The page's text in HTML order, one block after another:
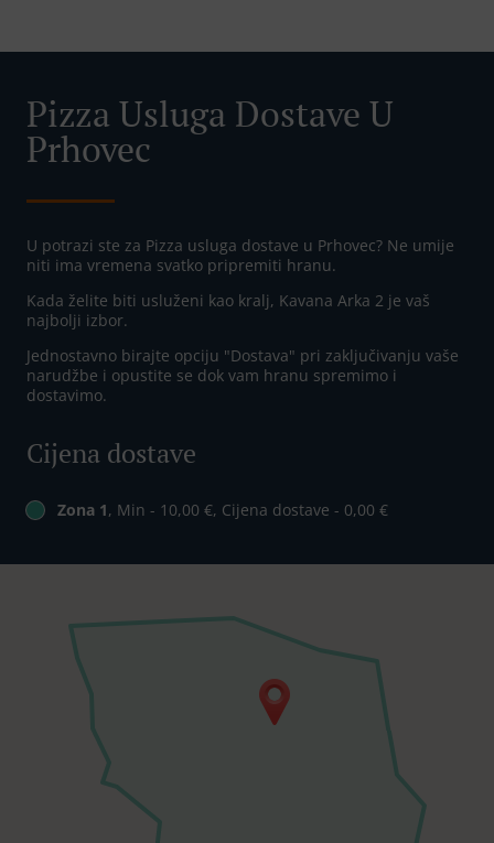
Pizza Usluga Dostave U
Prhovec
U potrazi ste za Pizza usluga dostave u Prhovec? Ne umije
niti ima vremena svatko pripremiti hranu.
Kada želite biti usluženi kao kralj, Kavana Arka 2 je vaš
najbolji izbor.
Jednostavno birajte opciju "Dostava" pri zaključivanju vaše
narudžbe i opustite se dok vam hranu spremimo i
dostavimo.
Cijena dostave
Zona 1, Min - 10,00 €, Cijena dostave - 0,00 €